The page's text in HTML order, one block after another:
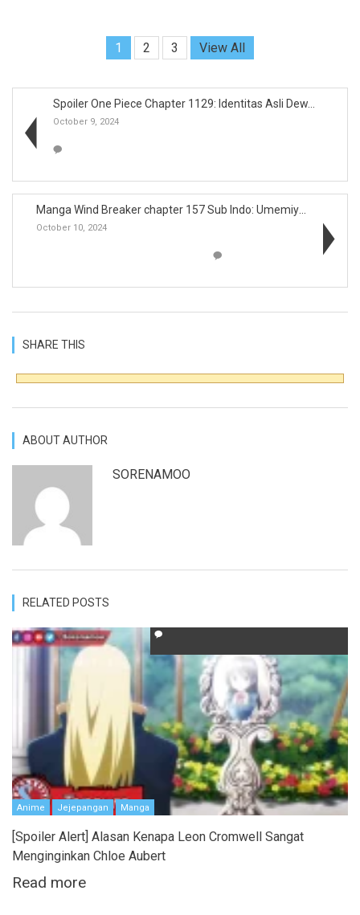
1 2 3 View All
Spoiler One Piece Chapter 1129: Identitas Asli Dew...
October 9, 2024
Manga Wind Breaker chapter 157 Sub Indo: Umemiya M...
October 10, 2024
SHARE THIS
ABOUT AUTHOR
SORENAMOO
RELATED POSTS
Anime Jejepangan Manga
[Spoiler Alert] Alasan Kenapa Leon Cromwell Sangat
Menginginkan Chloe Aubert
Read more